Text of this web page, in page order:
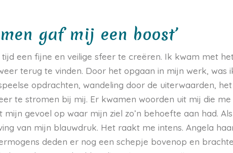
gaf mij een boost’
een fijne en veilige sfeer te creëren. Ik kwam met
terug te vinden. Door het opgaan in mijn werk, was
opdrachten, wandeling door de uiterwaarden, het
te stromen bij mij. Er kwamen woorden uit mij die me
gevoel op waar mijn ziel zo’n behoefte aan had.
van mijn blauwdruk. Het raakt me intens. Angela
deden er nog een schepje bovenop en